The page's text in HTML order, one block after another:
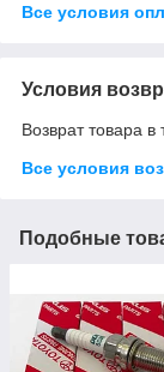
Все условия
Условия
Возврат товара
Все условия
Подобные